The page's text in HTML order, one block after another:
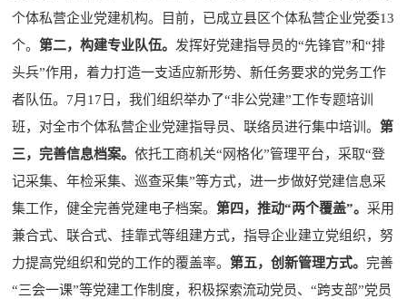
个体私营企业党建机构。目前，已成立县区个体私营企业党委13
个。第二，构建专业队伍。 发挥好党建指导员的“先锋官”和“排
头兵”作用，着力打造一支适应新形势、新任务要求的党务工作
者队伍。7月17日，我们组织举办了“非公党建”工作专题培训
班，对全市个体私营企业党建指导员、联络员进行集中培训。第
三，完善信息档案。依托工商机关“网格化”管理平台，采取“登
记采集、年检采集、巡查采集”等方式，进一步做好党建信息采
集工作，健全完善党建电子档案。第四，推动“两个覆盖”。 采用
兼合式、联合式、挂靠式等组建方式，指导企业建立党组织，努
力提高党组织和党的工作的覆盖率。第五，创新管理方式。完善
“三会一课”等党建工作制度，积极探索流动党员、“跨支部”党员